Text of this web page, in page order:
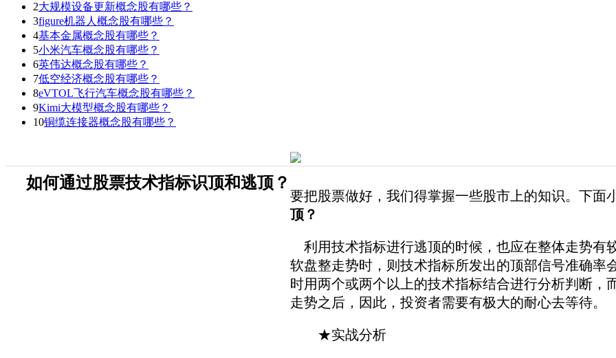
2大规模设备更新概念股有哪些？
3figure机器人概念股有哪些？
4基本金属概念股有哪些？
5小米汽车概念股有哪些？
6英伟达概念股有哪些？
7低空经济概念股有哪些？
8eVTOL飞行汽车概念股有哪些？
9Kimi大模型概念股有哪些？
10铜缆连接器概念股有哪些？
如何通过股票技术指标识顶和逃顶？
要把股票做好，我们得掌握一些股市上的知识。下面
顶？
利用技术指标进行逃顶的时候，也应在整体走势有
软盘整走势时，则技术指标所发出的顶部信号准确
时用两个或两个以上的技术指标结合进行分析判断
走势之后，因此，投资者需要有极大的耐心去等待。
★实战分析